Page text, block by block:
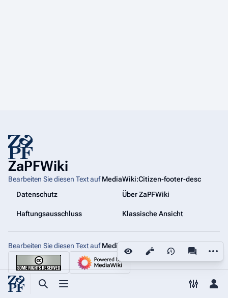
Suche aufrufen
Menü aufrufen Toggle
Ansichten
ZaPFWiki
Bearbeiten Sie diesen Text aufMediaWiki:Citizen-footer-desc
Datenschutz
Über ZaPFWiki
Haftungsausschluss Klassische Ansicht
Bearbeiten Sie diesen Text aufMediaWiki:Citizen-footer-tagline